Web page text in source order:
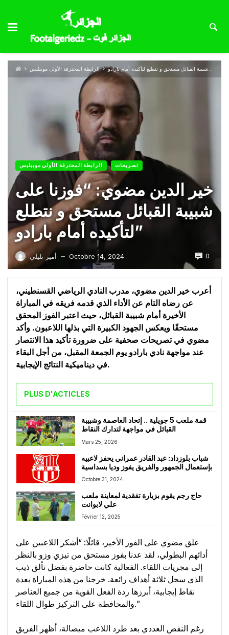
الرابطة المحترفة الأولى موبيليس
الرابطة المحترفة الأولى موبيليس تصريحات
خير الدين مضوي: “فوزنا على
شبيبة القبائل مستحق و نتطلع
لتأكيده أمام بارادو”
أمير تليلي — Octobre 14, 2024 0
أعرب خير الدين مضوي، مدرب النادي الرياضي القسنطيني،
عن رضاه التام عن الأداء الذي قدمه فريقه في المباراة
الأخيرة أمام شبيبة القبائل، حيث اعتبر الفوز المحقق
مستحقًا ويعكس الجهود الكبيرة التي بذلها اللاعبون. وأكد
مضوي في تصريحات صحفية على ضرورة تأكيد هذا الانتصار
عند مواجهة نادي بارادو يوم الجمعة المقبل، من أجل البقاء
في ديناميكية النتائج الإيجابية.
PLUS D'ACTICLES
قمة ملعب 5 جويلية .. إتحاد العاصمة وشبيبة
القبائل في مواجهة لتدارك النقاط
Mars 25, 2026
شباب بلوزداد: عبد القادر عمراني يحفز لاعبيه
بإستعمال الجمهور والفريق يفوز وديا بسداسية
Octobre 31, 2024
حاج رجم يقوم بزيارة تفقدية لمعاينة ملعب
علي لابوانت
Février 12, 2025
علق مضوي على الفوز الأخير، قائلًا: “أشكر اللاعبين على
أدائهم البطولي، لقد عدنا بفوز مستحق من تيزي وزو بالنظر
إلى مجريات اللقاء. الفعالية كانت حاضرة بفضل تألق ذيب
الذي سجل ثلاثة أهداف رائعة. خرجنا من هذه المباراة بعدة
نقاط إيجابية، أبرزها ردة الفعل القوية من جميع العناصر
والمحافظة على التركيز طوال اللقاء.”
رغم النقص العددي بعد طرد اللاعب ميصالة، أظهر الفريق